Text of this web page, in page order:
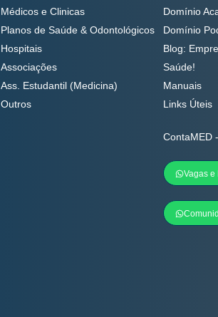
Médicos e Clinicas
Planos de Saúde & Odontológicos
Hospitais
Associações
Ass. Estudantil (Medicina)
Outros
Domínio
Domínio
Blog:
Saúde!
Manuais
Links Úteis
ContaMED
Vagas e